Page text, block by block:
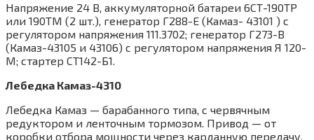
Напряжение 24 В, аккумуляторной батареи 6СТ-190ТР
или 190TM (2 шт.), генератор Г288-Е (Камаз- 43101 ) с
регулятором напряжения 111.3702; генератор Г273-В
(Камаз-43105 и 43106) с регулятором напряжения Я 120-
М; стартер СТ142-Б1.
Лебедка Камаз-4310
Лебедка Камаз — барабанного типа, с червячным
редуктором и ленточным тормозом. Привод — от
коробки отбора мощности через карданную передачу.